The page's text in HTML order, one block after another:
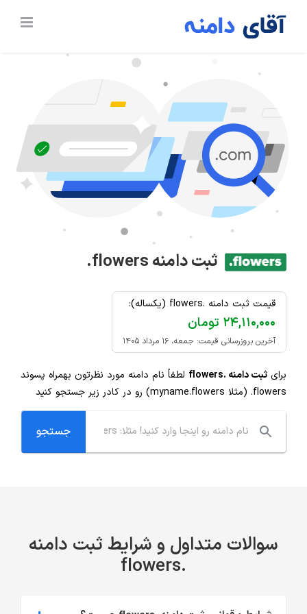
ثبت دامنه.flowers
قیمت ثبت دامنه .flowers (یکساله):
۲۴,۱۱۰,۰۰۰ تومان
آخرین بروزرسانی قیمت: جمعه، ۱۶ مرداد ۱۴۰۵
برای ثبت دامنه .flowers
لطفاً نام دامنه مورد نظرتون بهمراه پسوند
.flowers (مثلا myname.flowers) رو در کادر زیر جستجو کنید
سوالات متداول و شرایط ثبت دامنه
.flowers